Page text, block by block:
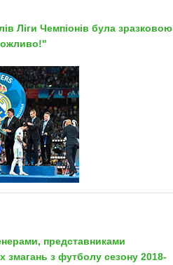
Ліги Чемпіонів була зразковою
представниками
змагань з футболу сезону 2018-